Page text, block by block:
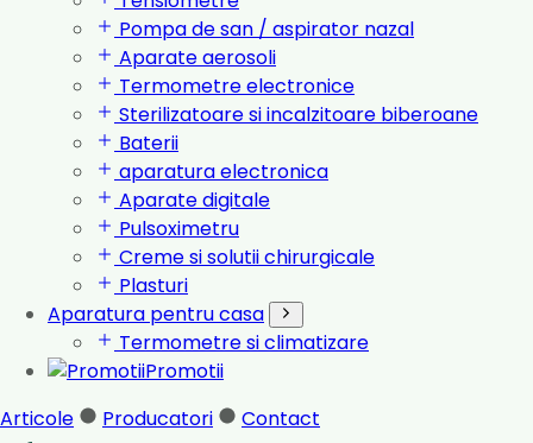
Pompa de san / aspirator nazal
Aparate aerosoli
Termometre electronice
Sterilizatoare si incalzitoare biberoane
Baterii
aparatura electronica
Aparate digitale
Pulsoximetru
Creme si solutii chirurgicale
Plasturi
Aparatura pentru casa
Termometre si climatizare
Promotii
Articole
Producatori Contact